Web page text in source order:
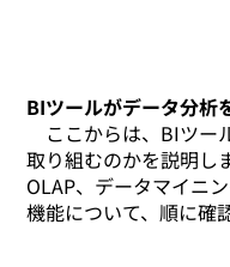
BIツールがデータ分析
ここからは、BIツー
取り組むのかを説明し
OLAP、データマイニ
機能について、順に確